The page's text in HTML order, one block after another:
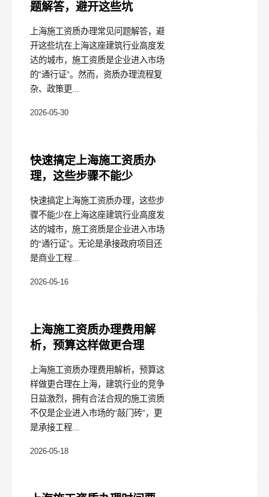
题解答，避开这些坑
上海施工资质办理常见问题解答，避
开这些坑在上海这座建筑行业高度发
达的城市，施工资质是企业进入市场
的“通行证”。然而，资质办理流程复
杂、政策更...
2026-05-30
快速搞定上海施工资质办
理，这些步骤不能少
快速搞定上海施工资质办理，这些步
骤不能少在上海这座建筑行业高度发
达的城市，施工资质是企业进入市场
的“通行证”。无论是承接政府项目还
是商业工程...
2026-05-16
上海施工资质办理费用解
析，预算这样做更合理
上海施工资质办理费用解析，预算这
样做更合理在上海，建筑行业的竞争
日益激烈，拥有合法合规的施工资质
不仅是企业进入市场的“敲门砖”，更
是承接工程...
2026-05-18